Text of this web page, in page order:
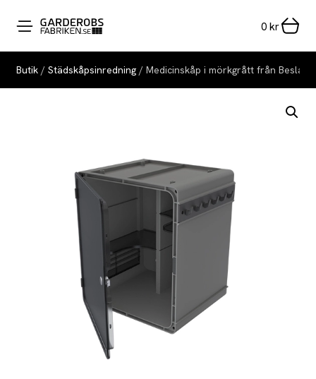
0 kr
Butik / Städskåpsinredning / Medicinskåp i mörkgrått från Beslag